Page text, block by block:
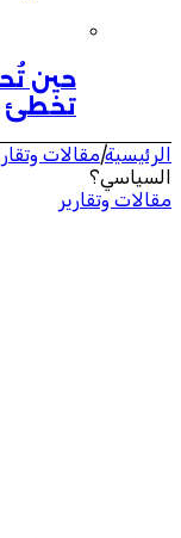
حين
تخطئ
الرئيسية|مقالات
السياسي؟
مقالات وتقارير